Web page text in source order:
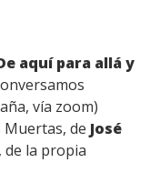
aquí para allá y
vía zoom)
de José
, de la propia